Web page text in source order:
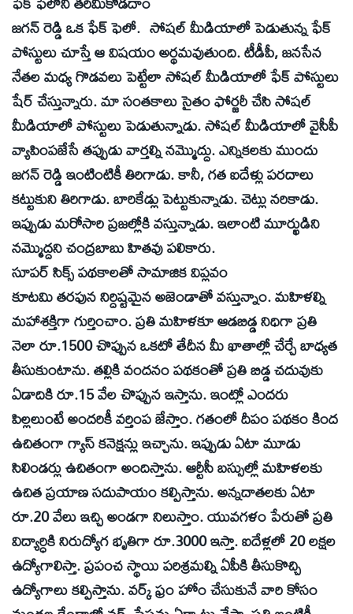
జగన్‌ రెడ్డి ఒక ఫేక్‌ ఫెలో. సోషల్‌ మీడియాలో పెడుతున్న ఫేక్‌
పోస్టులు చూస్తే ఆ విషయం అర్థమవుతుంది. టీడీపీ, జనసేన
నేతల మధ్య గొడవలు పెట్టేలా సోషల్‌ మీడియాలో ఫేక్‌ పోస్టులు
షేర్‌ చేస్తున్నారు. మా సంతకాలు సైతం ఫోర్జరీ చేసి సోషల్‌
మీడియాలో పోస్టులు పెడుతున్నాడు. సోషల్‌ మీడియాలో వైసీపీ
వ్యాపింపజేసే తప్పుడు వార్తల్ని నమ్మొద్దు. ఎన్నికలకు ముందు
జగన్‌ రెడ్డి ఇంటింటికీ తిరిగాడు. కానీ, గత ఐదేళ్లు పరదాలు
కట్టుకుని తిరిగాడు. బారికేడ్లు పెట్టుకున్నాడు. చెట్లు నరికాడు.
ఇప్పుడు మరోసారి ప్రజల్లోకి వస్తున్నాడు. ఇలాంటి మూర్ఖుడిని
నమ్మొద్దని చంద్రబాబు హితవు పలికారు.
సూపర్‌ సిక్స్‌ పథకాలతో సామాజిక విప్లవం
కూటమి తరఫున నిర్దిష్టమైన అజెండాతో వస్తున్నాం. మహిళల్ని
మహాశక్తిగా గుర్తించాం. ప్రతి మహిళకూ ఆడబిడ్డ నిధిగా ప్రతి
నెలా రూ.1500 చొప్పున ఒకటో తేదీన మీ ఖాతాల్లో చేర్చే బాధ్యత
తీసుకుంటాను. తల్లికి వందనం పథకంతో ప్రతి బిడ్డ చదువుకు
ఏడాదికి రూ.15 వేల చొప్పున ఇస్తాను. ఇంట్లో ఎందరు
పిల్లలుంటే అందరికీ వర్తింప జేస్తాం. గతంలో దీపం పథకం కింద
ఉచితంగా గ్యాస్‌ కనెక్షన్లు ఇచ్చాను. ఇప్పుడు ఏటా మూడు
సిలిండర్లు ఉచితంగా అందిస్తాను. ఆర్టీసీ బస్సుల్లో మహిళలకు
ఉచిత ప్రయాణ సదుపాయం కల్పిస్తాను. అన్నదాతలకు ఏటా
రూ.20 వేలు ఇచ్చి అండగా నిలుస్తాం. యువగళం పేరుతో ప్రతి
విద్యార్ధికి నిరుద్యోగ భృతిగా రూ.3000 ఇస్తా. ఐదేళ్లలో 20 లక్షల
ఉద్యోగాలిస్తా. ప్రపంచ స్థాయి పరిశ్రమల్ని ఏపీకి తీసుకొచ్చి
ఉద్యోగాలు కల్పిస్తాను. వర్క్‌ ఫ్రం హోం చేసుకునే వారి కోసం